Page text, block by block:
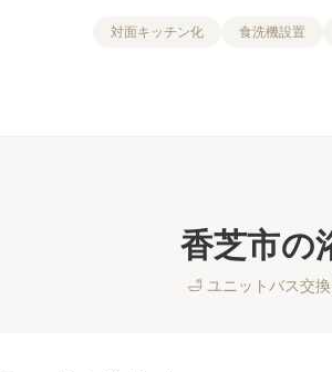
対面キッチン化 食洗機設置
香芝市の
🛁 ユニットバス交